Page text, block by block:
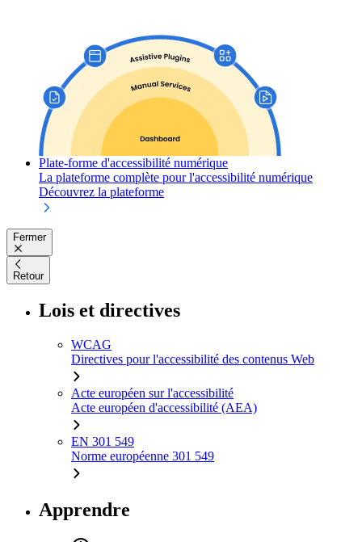
Plate-forme d'accessibilité numérique
La plateforme complète pour l'accessibilité numérique
Découvrez la plateforme
Fermer
Retour
Lois et directives
WCAG
Directives pour l'accessibilité des contenus Web
Acte européen sur l'accessibilité
Acte européen d'accessibilité (AEA)
EN 301 549
Norme européenne 301 549
Apprendre